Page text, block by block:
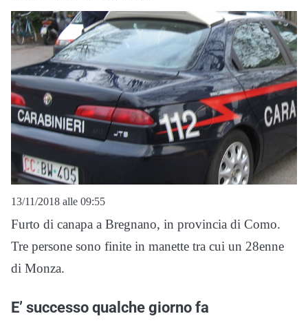
13/11/2018 alle 09:55
Furto di canapa a Bregnano, in provincia di Como.
Tre persone sono finite in manette tra cui un 28enne
di Monza.
E’ successo qualche giorno fa